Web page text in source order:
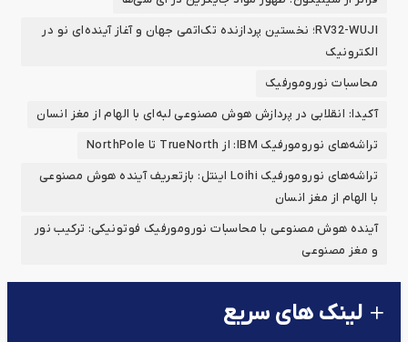
RV32-WUJI؛ نخستین پردازنده تک‌اتمی جهان و آغاز آینده‌ای نو در
الکترونیک
محاسبات نورومورفیک
آکیدا: انقلابی در پردازش هوش مصنوعی لبه‌ای با الهام از مغز انسان
تراشه‌های نورومورفیک IBM: از TrueNorth تا NorthPole
تراشه‌های نورومورفیک Loihi اینتل: بازتعریف آینده هوش مصنوعی
با الهام از مغز انسان
آینده‌ هوش مصنوعی با محاسبات نورومورفیک فوتونیکی: ترکیب نور
و مغز مصنوعی
لینک های سریع